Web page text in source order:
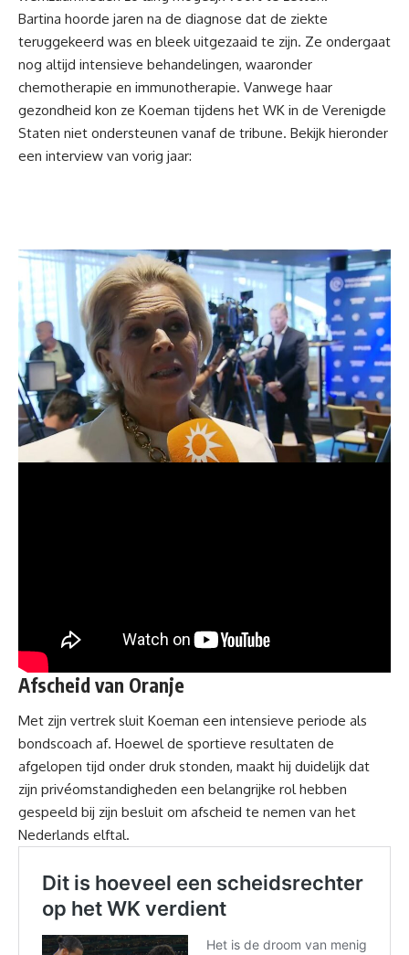
Bartina hoorde jaren na de diagnose dat de ziekte
teruggekeerd was en bleek uitgezaaid te zijn. Ze ondergaat
nog altijd intensieve behandelingen, waaronder
chemotherapie en immunotherapie. Vanwege haar
gezondheid kon ze Koeman tijdens het WK in de Verenigde
Staten niet ondersteunen vanaf de tribune. Bekijk hieronder
een interview van vorig jaar:
Afscheid van Oranje
Met zijn vertrek sluit Koeman een intensieve periode als
bondscoach af. Hoewel de sportieve resultaten de
afgelopen tijd onder druk stonden, maakt hij duidelijk dat
zijn privéomstandigheden een belangrijke rol hebben
gespeeld bij zijn besluit om afscheid te nemen van het
Nederlands elftal.